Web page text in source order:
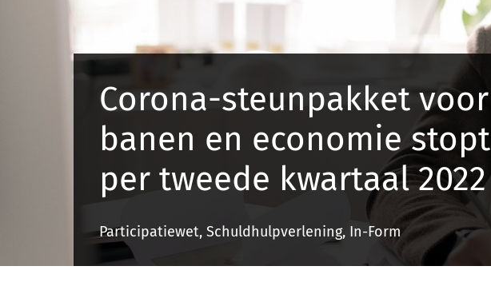
Corona-steunpakket voor
banen en economie stopt
per tweede kwartaal 2022
Participatiewet, Schuldhulpverlening, In-Form